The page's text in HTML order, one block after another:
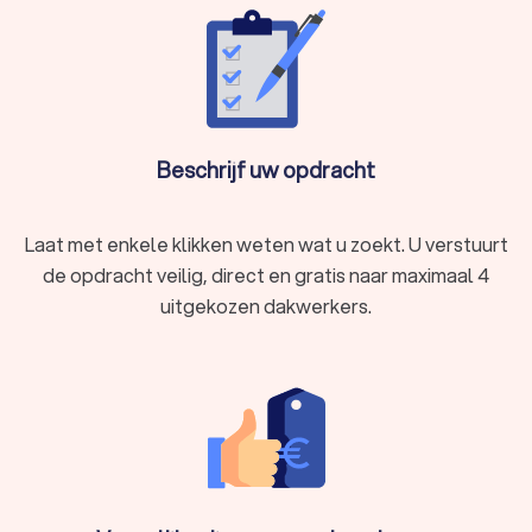
Beschrijf uw opdracht
Laat met enkele klikken weten wat u zoekt. U verstuurt
de opdracht veilig, direct en gratis naar maximaal 4
uitgekozen dakwerkers.